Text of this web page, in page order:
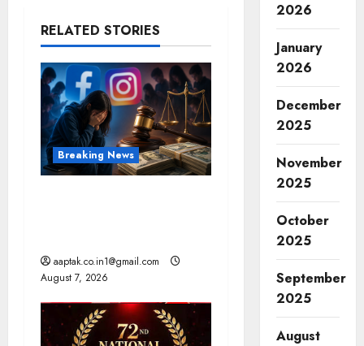
v
i
g
a
t
o
n
RELATED STORIES
Breaking News
aaptak.co.in1@gmail.com
August 7, 2026
2026
January
2026
December
2025
November
2025
October
2025
September
2025
August